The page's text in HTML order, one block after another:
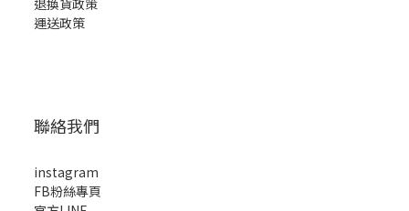
退換貨政策
運送政策
聯絡我們
instagram
FB粉絲專頁